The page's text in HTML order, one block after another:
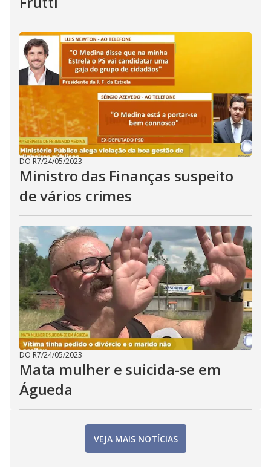
DO R7/24/05/2023
Ministro das Finanças suspeito
de vários crimes
DO R7/24/05/2023
Mata mulher e suicida-se em
Águeda
VEJA MAIS NOTÍCIAS